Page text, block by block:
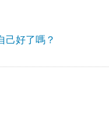
己好了嗎？